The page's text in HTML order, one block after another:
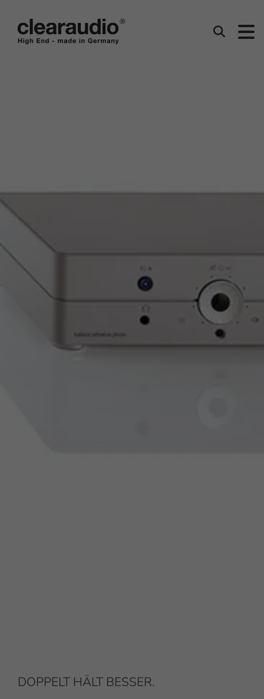
Suchen
DOPPELT HÄLT BESSER.